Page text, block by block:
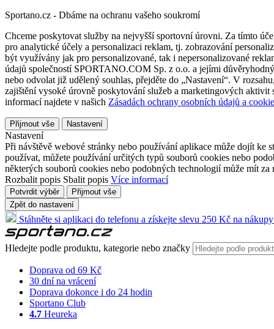
Sportano.cz - Dbáme na ochranu vašeho soukromí
Chceme poskytovat služby na nejvyšší sportovní úrovni. Za tímto
pro analytické účely a personalizaci reklam, tj. zobrazování
být využívány jak pro personalizované, tak i nepersonalizované
údajů společností SPORTANO.COM Sp. z o.o. a jejími
nebo odvolat již udělený souhlas, přejděte do „Nastavení“. V
zajištění vysoké úrovně poskytování služeb a marketingových
informací najdete v našich Zásadách ochrany osobních údajů a
Přijmout vše Nastavení
Nastavení
Při návštěvě webové stránky nebo používání aplikace může dojít ke
používat, můžete používání určitých typů souborů cookies nebo
některých souborů cookies nebo podobných technologií může mít
Rozbalit popis Sbalit popis Více informací
Potvrdit výběr
Přijmout vše
Zpět do nastavení
Stáhněte si aplikaci do telefonu a získejte slevu 250 Kč na
Hledejte podle produktu, kategorie nebo značky
Doprava od 69 Kč
30 dní na vrácení
Doprava dokonce i do 24 hodin
Sportano Club
4.7 Heureka